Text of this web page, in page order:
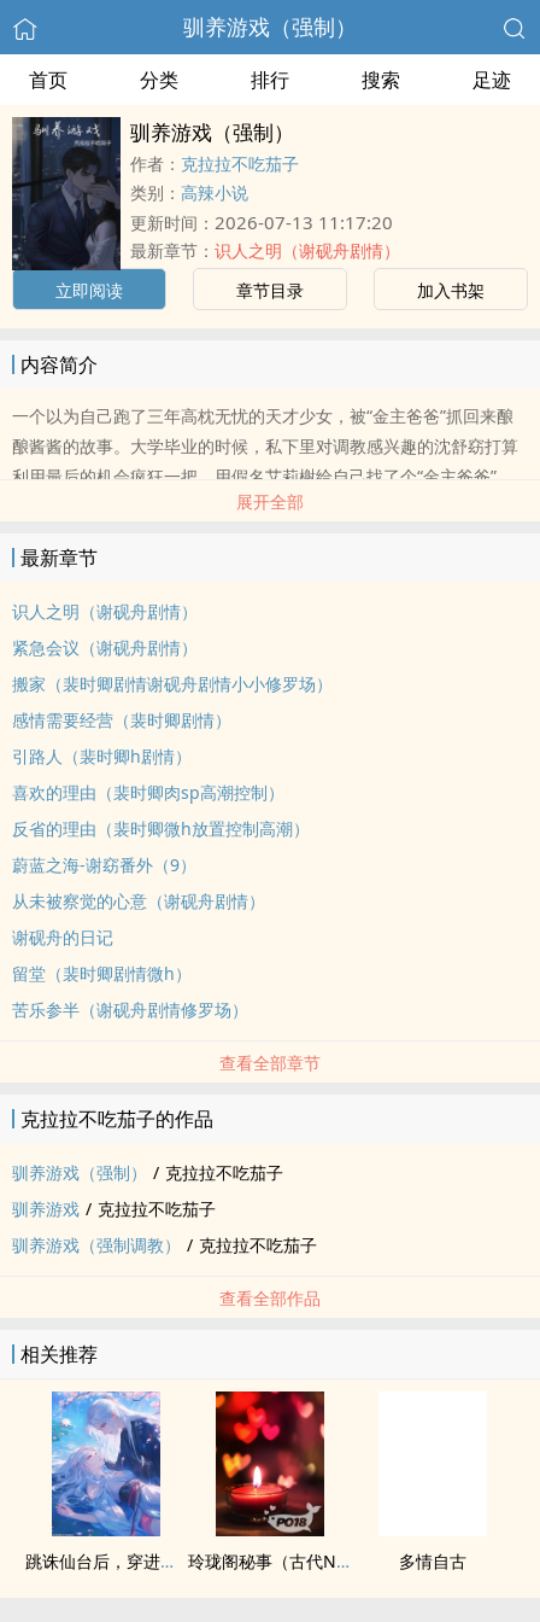
驯养游戏（强制）
首页 分类 排行 搜索 足迹
驯养游戏（强制）
作者： 克拉拉不吃茄子
类别： 高辣小说
更新时间： 2026-07-13 11:17:20
最新章节： 识人之明（谢砚舟剧情）
立即阅读
章节目录 加入书架
内容简介
一个以为自己跑了三年高枕无忧的天才少女，被“金主爸爸”抓回来酿
酿酱酱的故事。大学毕业的时候，私下里对调教感兴趣的沈舒窈打算
利用最后的机会疯狂一把，用假名艾莉榭给自己找了个“金主爸爸”。
没想到命运给了自己一个大奖，金主爸爸谢砚舟有颜有钱有腹肌，床
舟留下分文未动的银行卡和一封热情洋溢的感谢信，回国创业了。谁
舒窈只好祈祷他已经忘记了三年前那段荒诞不经的往事。但是，谢砚
舟却掐着她的脖子把她摁在墙上：“沈舒窈小姐，你和我签了五年的合
约，却只履行了两个月的义务。现在到了你还债的时候了。”谢砚舟哪
是什么命运的大奖，根本就是命运的大坑。?谢砚舟出身世家，从年轻
时就独掌大权。虽然私下里和几个好友经营着“宠物”俱乐部，自己却
孜然一身孤独终老，直到自称艾莉榭的女孩闯入他的世界。谁想到不
过两个月，小宠物就从他的手心里逃走消失于人海，还自以为礼貌地
给他留下了一封感谢信。谢砚舟花了三年找回沈舒窈。这一次，他要
她从头到脚，从身体到灵魂，都彻底成为他的所有物。裴时卿虽然和
谢砚舟都是俱乐部的经营者，但是自从开始带学生，就自觉应该为人
自己一手带出来的得意门生。当他发觉的时候，两人的感情已经陷入
僵局，他只好勉为其难地插手免得他们彻底毁掉彼此。谁想到这竟然
重新唤醒了他压抑已久的欲望，打开了潘多拉的魔盒。沈舒窈明明是
他的学生，他才华横溢的后辈，他怎么能在看到她的时候，就想要把
她绑到自己的床上？每周一，三，五，六，一共四更，50珠/50收加
坑。
展开全部
最新章节
识人之明（谢砚舟剧情）
紧急会议（谢砚舟剧情）
搬家（裴时卿剧情谢砚舟剧情小小修罗场）
感情需要经营（裴时卿剧情）
引路人（裴时卿h剧情）
喜欢的理由（裴时卿肉sp高潮控制）
反省的理由（裴时卿微h放置控制高潮）
蔚蓝之海-谢窈番外（9）
从未被察觉的心意（谢砚舟剧情）
谢砚舟的日记
留堂（裴时卿剧情微h）
苦乐参半（谢砚舟剧情修罗场）
查看全部章节
克拉拉不吃茄子的作品
驯养游戏（强制） / 克拉拉不吃茄子
驯养游戏 / 克拉拉不吃茄子
驯养游戏（强制调教）
/ 克拉拉不吃茄子
查看全部作品
相关推荐
跳诛仙台后，穿进兽世种田文当稀有神兽(np) 玲珑阁秘事（古代NP） 多情自古